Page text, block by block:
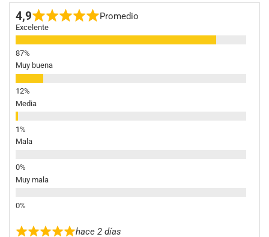
4,9 Promedio
Excelente
Muy buena
Media
Mala
Muy mala
hace 2 días